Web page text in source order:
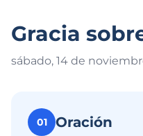
Gracia
sábado, 14 de
01 Oración